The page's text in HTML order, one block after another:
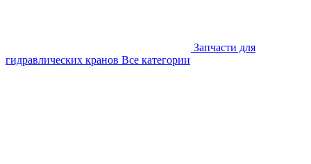
Запчасти для
гидравлических кранов Все категории